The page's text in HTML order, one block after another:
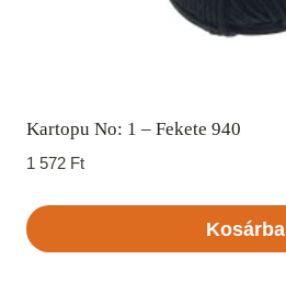
Kartopu No: 1 – Fekete 940
1 572 Ft
Kosárba